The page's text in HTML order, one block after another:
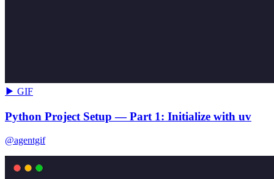
▶ GIF
Python Project Setup — Part 1: Initialize with uv
@agentgif